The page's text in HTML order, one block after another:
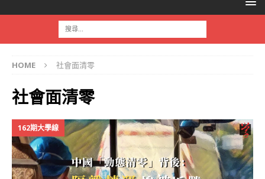
HOME 社會面清零
社會面清零
162期大學線